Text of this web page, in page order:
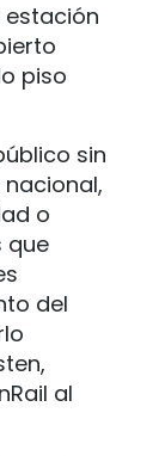
estación
piso
sin
o
que
del
al